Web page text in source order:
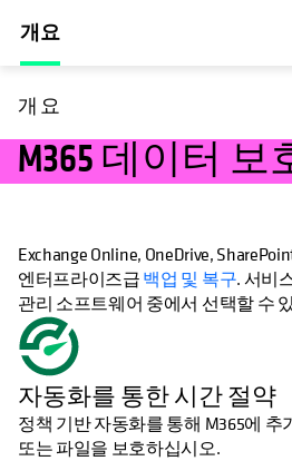
개요
개요
M365 데이터 보
Exchange Online, OneDrive,
엔터프라이즈급백업 및 복구. 서비
관리 소프트웨어 중에서 선택할 수
자동화를 통한 시간 절약
정책 기반 자동화를 통해 M365에 추
또는 파일을 보호하십시오.